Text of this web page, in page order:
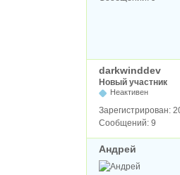
darkwinddev
Новый участник
Неактивен
Зарегистрирован:
Сообщений: 9
Андрей